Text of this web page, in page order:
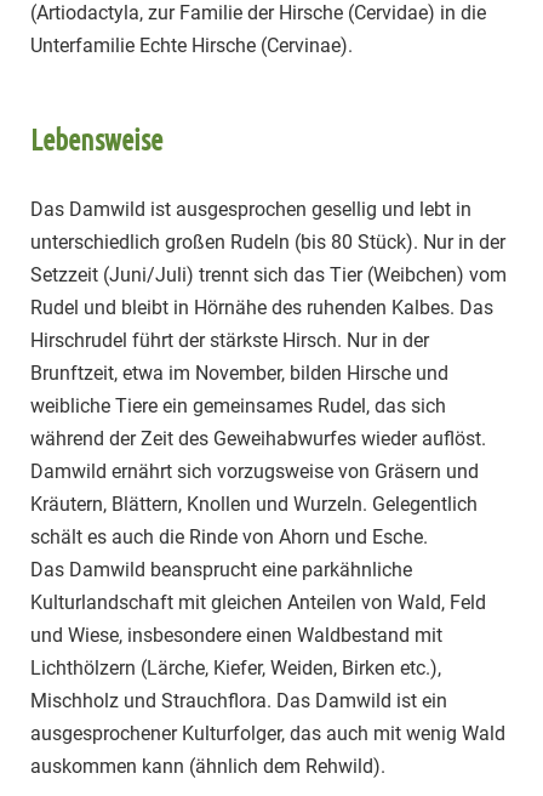
(Artiodactyla, zur Familie der Hirsche (Cervidae) in die
Unterfamilie Echte Hirsche (Cervinae).
Lebensweise
Das Damwild ist ausgesprochen gesellig und lebt in
unterschiedlich großen Rudeln (bis 80 Stück). Nur in der
Setzzeit (Juni/Juli) trennt sich das Tier (Weibchen) vom
Rudel und bleibt in Hörnähe des ruhenden Kalbes. Das
Hirschrudel führt der stärkste Hirsch. Nur in der
Brunftzeit, etwa im November, bilden Hirsche und
weibliche Tiere ein gemeinsames Rudel, das sich
während der Zeit des Geweihabwurfes wieder auflöst.
Damwild ernährt sich vorzugsweise von Gräsern und
Kräutern, Blättern, Knollen und Wurzeln. Gelegentlich
schält es auch die Rinde von Ahorn und Esche.
Das Damwild beansprucht eine parkähnliche
Kulturlandschaft mit gleichen Anteilen von Wald, Feld
und Wiese, insbesondere einen Waldbestand mit
Lichthölzern (Lärche, Kiefer, Weiden, Birken etc.),
Mischholz und Strauchflora. Das Damwild ist ein
ausgesprochener Kulturfolger, das auch mit wenig Wald
auskommen kann (ähnlich dem Rehwild).